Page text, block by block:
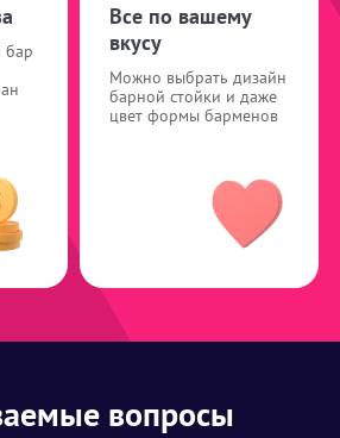
бар
Все по вашему
вкусу
Можно выбрать дизайн
барной стойки и даже
цвет формы барменов
вопросы